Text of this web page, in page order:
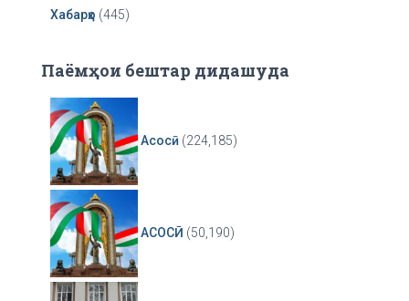
Хабарҳо (445)
Паёмҳои бештар дидашуда
Асосӣ (224,185)
АСОСӢ (50,190)